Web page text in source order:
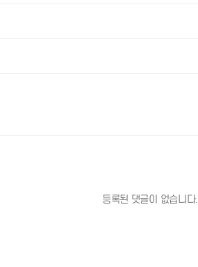
등록된 댓글이 없습니다.